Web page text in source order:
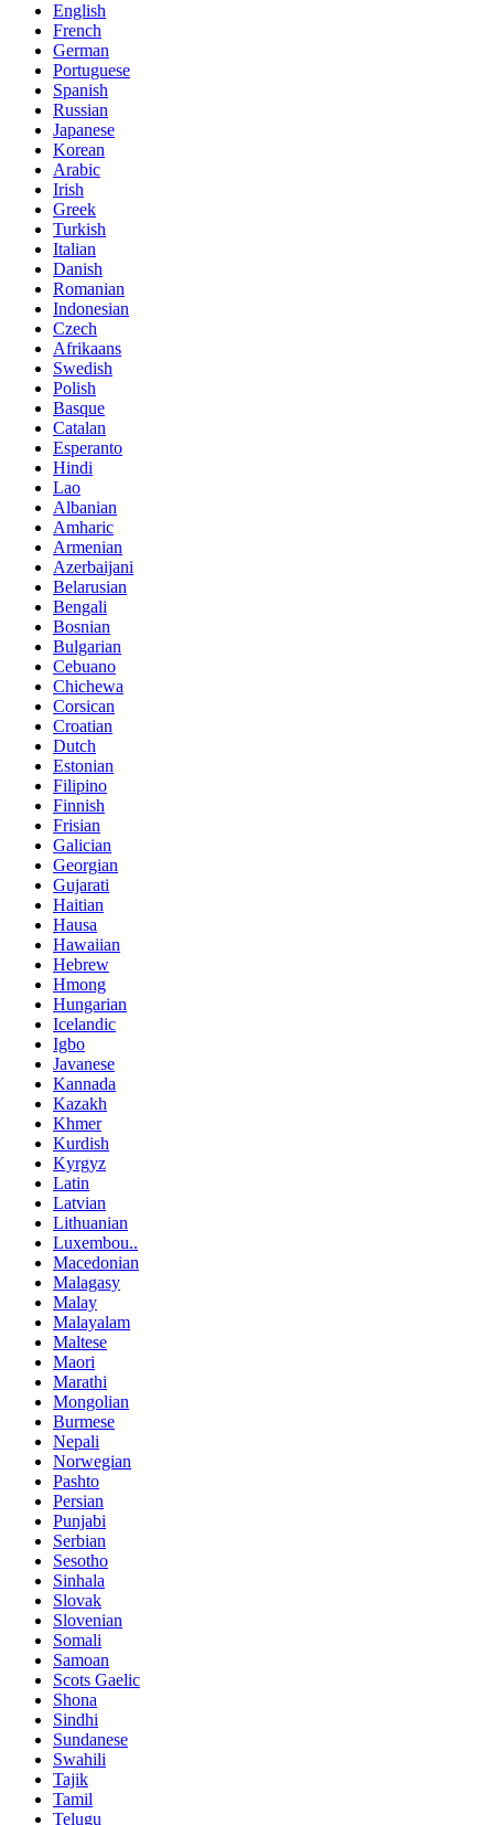
English
French
German
Portuguese
Spanish
Russian
Japanese
Korean
Arabic
Irish
Greek
Turkish
Italian
Danish
Romanian
Indonesian
Czech
Afrikaans
Swedish
Polish
Basque
Catalan
Esperanto
Hindi
Lao
Albanian
Amharic
Armenian
Azerbaijani
Belarusian
Bengali
Bosnian
Bulgarian
Cebuano
Chichewa
Corsican
Croatian
Dutch
Estonian
Filipino
Finnish
Frisian
Galician
Georgian
Gujarati
Haitian
Hausa
Hawaiian
Hebrew
Hmong
Hungarian
Icelandic
Igbo
Javanese
Kannada
Kazakh
Khmer
Kurdish
Kyrgyz
Latin
Latvian
Lithuanian
Luxembou..
Macedonian
Malagasy
Malay
Malayalam
Maltese
Maori
Marathi
Mongolian
Burmese
Nepali
Norwegian
Pashto
Persian
Punjabi
Serbian
Sesotho
Sinhala
Slovak
Slovenian
Somali
Samoan
Scots Gaelic
Shona
Sindhi
Sundanese
Swahili
Tajik
Tamil
Telugu